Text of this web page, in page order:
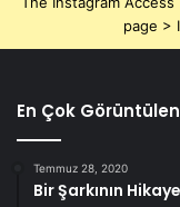
page >
En Çok
Temmuz 28, 2020
Bir Şarkının